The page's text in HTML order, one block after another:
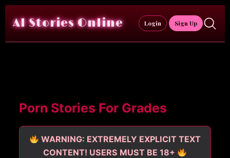
Skip
content
AI Stories Online Login Sign Up
Porn Stories For Grades
WARNING: EXTREMELY EXPLICIT TEXT
CONTENT! USERS MUST BE 18+